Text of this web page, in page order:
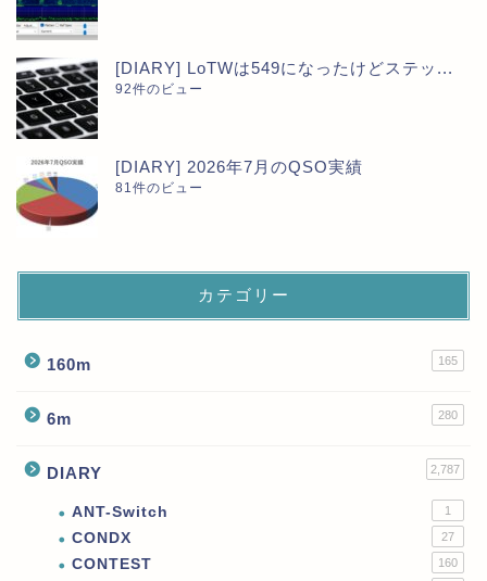
[DIARY] LoTWは549になったけどステッ...
92件のビュー
[DIARY] 2026年7月のQSO実績
81件のビュー
カテゴリー
160m 165
6m 280
DIARY 2,787
ANT-Switch 1
CONDX 27
CONTEST 160